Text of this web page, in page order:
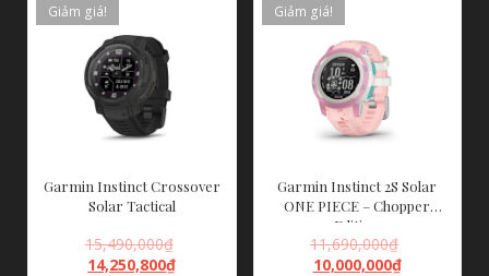
Giảm giá!
Garmin Instinct Crossover
Solar Tactical
15,490,000₫
14,250,800₫
Giảm giá!
Garmin Instinct 2S Solar
ONE PIECE – Chopper
Edition
11,690,000₫
10,000,000₫